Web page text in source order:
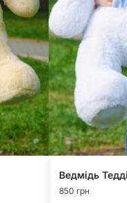
Ведмідь
850 грн